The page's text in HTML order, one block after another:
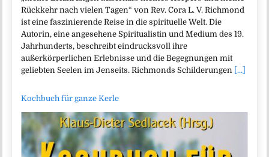
Rückkehr nach vielen Tagen“ von Rev. Cora L. V. Richmond
ist eine faszinierende Reise in die spirituelle Welt. Die
Autorin, eine angesehene Spiritualistin und Medium des 19.
Jahrhunderts, beschreibt eindrucksvoll ihre
außerkörperlichen Erlebnisse und die Begegnungen mit
geliebten Seelen im Jenseits. Richmonds Schilderungen [...]
Kochbuch für ganze Kerle